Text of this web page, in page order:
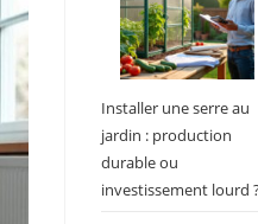
Installer une serre au
jardin : production
durable ou
investissement lourd